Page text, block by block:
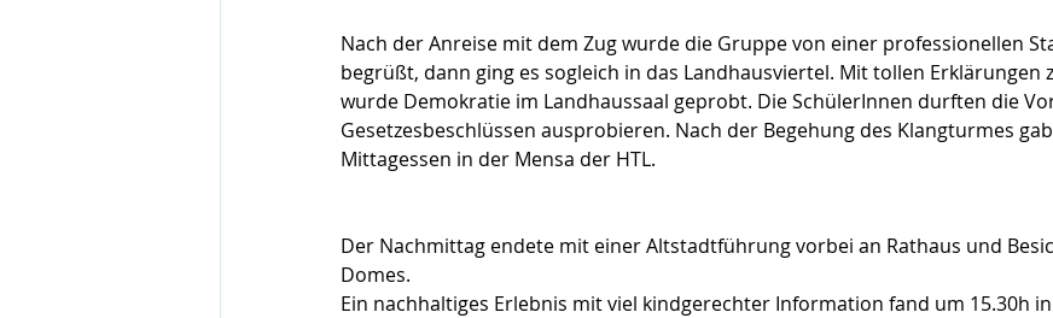
Nach der Anreise mit dem Zug wurde die Gruppe von einer professionellen
begrüßt, dann ging es sogleich in das Landhausviertel. Mit tollen Erklärungen
wurde Demokratie im Landhaussaal geprobt. Die SchülerInnen durften die
Gesetzesbeschlüssen ausprobieren. Nach der Begehung des Klangturmes
Mittagessen in der Mensa der HTL.
Der Nachmittag endete mit einer Altstadtführung vorbei an Rathaus und
Domes.
Ein nachhaltiges Erlebnis mit viel kindgerechter Information fand um 15.30h